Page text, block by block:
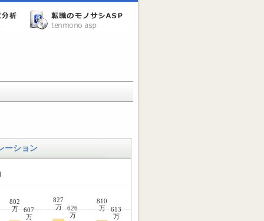
ーション
802
万
607
万
827
万
626
万
810
万
613
万